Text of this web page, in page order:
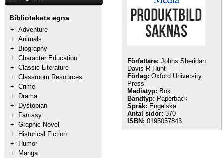
Bibliotekets egna
+ Adventure
+ Animals
+
Biography
+ Character Education
+ Classic Literature
+ Classroom Resources
+ Crime
+
Drama
+
Dystopian
+
Fantasy
+ Graphic Novel
+
Historical Fiction
+
Humor
+
Manga
Författare: Johns Sheridan
Davis R Hunt
Förlag: Oxford University
Press
Mediatyp: Bok
Bandtyp: Paperback
Språk: Engelska
Antal sidor: 370
ISBN: 0195057843